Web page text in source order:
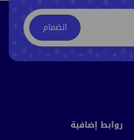
انضمام
روابط إضافية